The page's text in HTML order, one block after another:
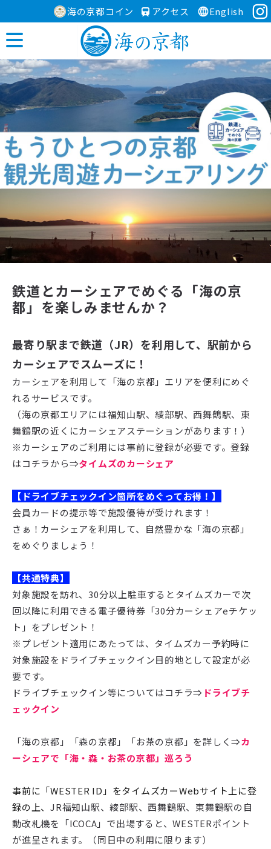
海の京都コイン アクセス English
鉄道とカーシェアでめぐる「海の京
都」を楽しみませんか？
最寄り駅まで鉄道（JR）を利用して、駅前から
カーシェアでスムーズに！
カーシェアを利用して「海の京都」エリアを便利にめぐ
れるサービスです。
（海の京都エリアには福知山駅、綾部駅、西舞鶴駅、東
舞鶴駅の近くにカーシェアステーションがあります！）
※カーシェアのご利用には事前に登録が必要です。登録
はコチラから⇒タイムズのカーシェア
【ドライブチェックイン箇所をめぐってお得！】
会員カードの提示等で施設優待が受けれます！
さぁ！カーシェアを利用して、自然豊かな「海の京都」
をめぐりましょう！
【共通特典】
対象施設を訪れ、30分以上駐車するとタイムズカーで次
回以降に利用できる電子優待券「30分カーシェアeチケッ
ト」をプレゼント！
※プレゼント適用にあたっては、タイムズカー予約時に
対象施設をドライブチェックイン目的地として設定が必
要です。
ドライブチェックイン等についてはコチラ⇒ ドライブチ
ェックイン
「海の京都」「森の京都」「お茶の京都」を詳しく⇒カ
ーシェアで「海・森・お茶の京都」巡ろう
事前に「WESTER ID」をタイムズカーWebサイト上に登
録の上、 JR福知山駅、綾部駅、西舞鶴駅、東舞鶴駅の自
動改札機を「ICOCA」で出場すると、WESTERポイント
が進呈されます。（同日中の利用に限ります）